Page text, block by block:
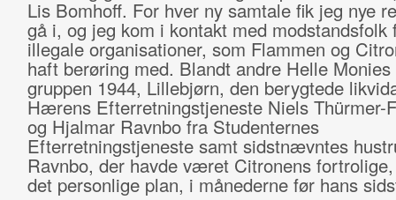
Lis Bomhoff. For hver ny samtale fik jeg nye
gå i, og jeg kom i kontakt med modstandsfolk
illegale organisationer, som Flammen og
haft berøring med. Blandt andre Helle Monies
gruppen 1944, Lillebjørn, den berygtede
Hærens Efterretningstjeneste Niels Thürmer-
og Hjalmar Ravnbo fra Studenternes
Efterretningstjeneste samt sidstnævntes
Ravnbo, der havde været Citronens
det personlige plan, i månederne før hans